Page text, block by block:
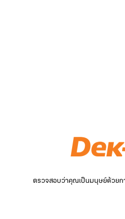
ตรวจสอบว่าคุณเป็นมนุษย์ด้วยก